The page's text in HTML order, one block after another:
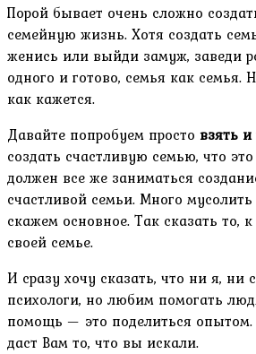
Порой бывает очень сложно
семейную жизнь. Хотя создать
женись или выйди замуж, заведи
одного и готово, семья как семья.
как кажется.
Давайте попробуем просто взять и
создать счастливую семью, что
должен все же заниматься
счастливой семьи. Много
скажем основное. Так сказать
своей семье.
И сразу хочу сказать, что ни я,
психологи, но любим помогать
помощь — это поделиться
даст Вам то, что вы искали.